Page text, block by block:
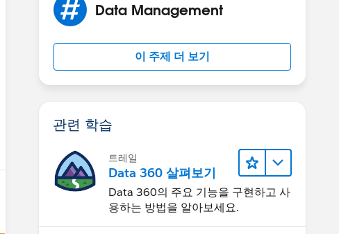
Data Management
이 주제 더 보기
관련 학습
트레일
Data 360 살펴보기
Data 360의 주요 기능을 구현하고 사
용하는 방법을 알아보세요.